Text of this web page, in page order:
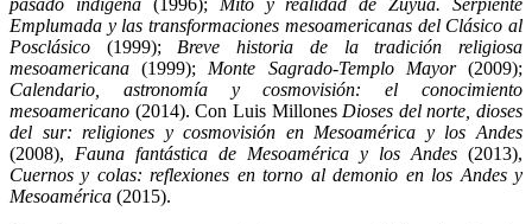
Emplumada y las transformaciones mesoamericanas del Clásico al
Posclásico (1999); Breve historia de la tradición religiosa
mesoamericana (1999); Monte Sagrado-Templo Mayor(2009);
Calendario, astronomía y cosmovisión: el conocimiento
mesoamericano (2014). Con Luis Millones Dioses del norte, dioses
del sur: religiones y cosmovisión en Mesoamérica y los Andes
(2008), Fauna fantástica de Mesoamérica y los Andes (2013),
Cuernos y colas: reflexiones en torno al demonio en los Andes y
Mesoamérica (2015).